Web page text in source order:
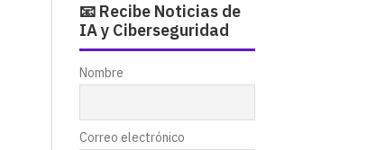
📧 Recibe Noticias de
IA y Ciberseguridad
Nombre
Correo electrónico